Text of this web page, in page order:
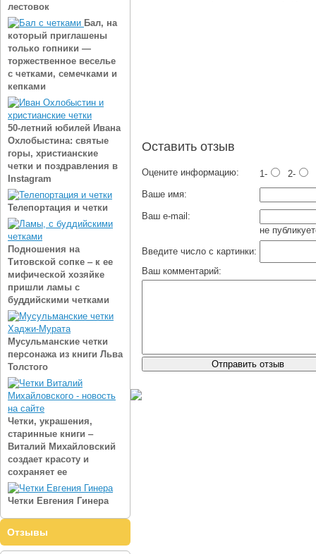
лестовок
Бал, на
который приглашены
только гопники —
торжественное веселье
с четками, семечками и
кепками
50-летний юбилей Ивана
Охлобыстина: святые
горы, христианские
четки и поздравления в
Instagram
Телепортация и четки
Подношения на
Титовской сопке ‒ к ее
мифической хозяйке
пришли ламы с
буддийскими четками
Мусульманские четки
персонажа из книги Льва
Толстого
Четки, украшения,
старинные книги ‒
Виталий Михайловский
создает красоту и
сохраняет ее
Четки Евгения Гинера
Отзывы
Оставить отзыв
Оцените информацию: 1- 2-
Ваше имя:
Ваш e-mail:
не
Введите число с картинки:
Ваш комментарий: